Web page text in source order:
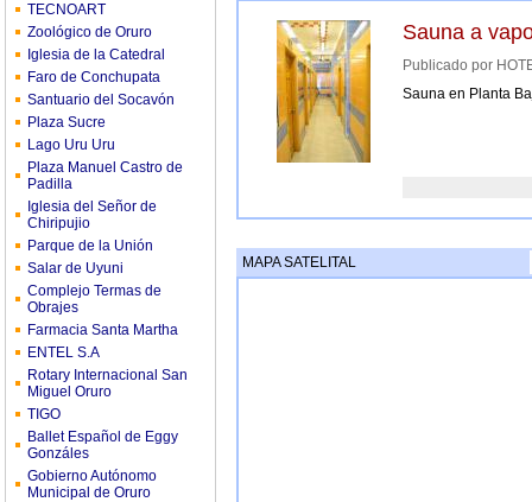
TECNOART
Zoológico de Oruro
Iglesia de la Catedral
Faro de Conchupata
Santuario del Socavón
Plaza Sucre
Lago Uru Uru
Plaza Manuel Castro de
Padilla
Iglesia del Señor de
Chiripujio
Parque de la Unión
Salar de Uyuni
Complejo Termas de
Obrajes
Farmacia Santa Martha
ENTEL S.A
Rotary Internacional San
Miguel Oruro
TIGO
Ballet Español de Eggy
Gonzáles
Gobierno Autónomo
Municipal de Oruro
Sauna a
Publicado por
Sauna en Planta
MAPA SATELITAL